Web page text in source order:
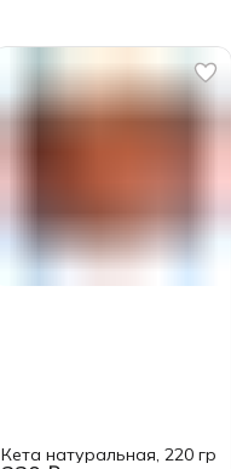
Кета натуральная, 220 гр